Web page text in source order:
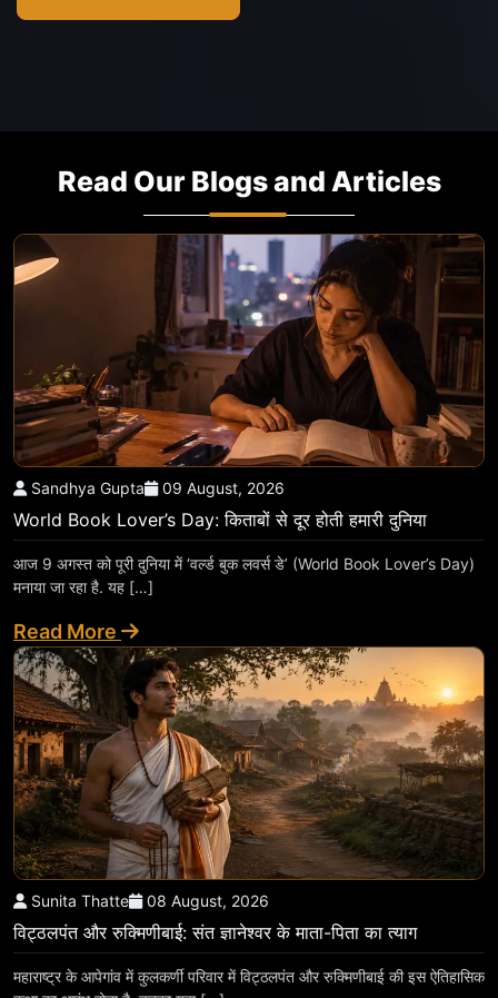
Read Our Blogs and Articles
Sandhya Gupta 09 August, 2026
World Book Lover’s Day: किताबों से दूर होती हमारी दुनिया
आज 9 अगस्त को पूरी दुनिया में ‘वर्ल्ड बुक लवर्स डे’ (World Book Lover’s Day)
मनाया जा रहा है. यह […]
Read More
Sunita Thatte 08 August, 2026
विट्ठलपंत और रुक्मिणीबाई: संत ज्ञानेश्वर के माता-पिता का त्याग
महाराष्ट्र के आपेगांव में कुलकर्णी परिवार में विट्ठलपंत और रुक्मिणीबाई की इस ऐतिहासिक